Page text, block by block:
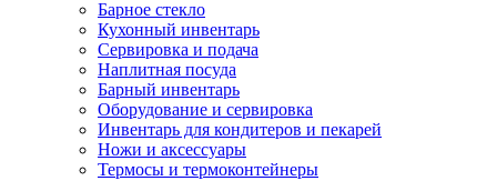
Барное стекло
Кухонный инвентарь
Сервировка и подача
Наплитная посуда
Барный инвентарь
Оборудование и сервировка
Инвентарь для кондитеров и пекарей
Ножи и аксессуары
Термосы и термоконтейнеры